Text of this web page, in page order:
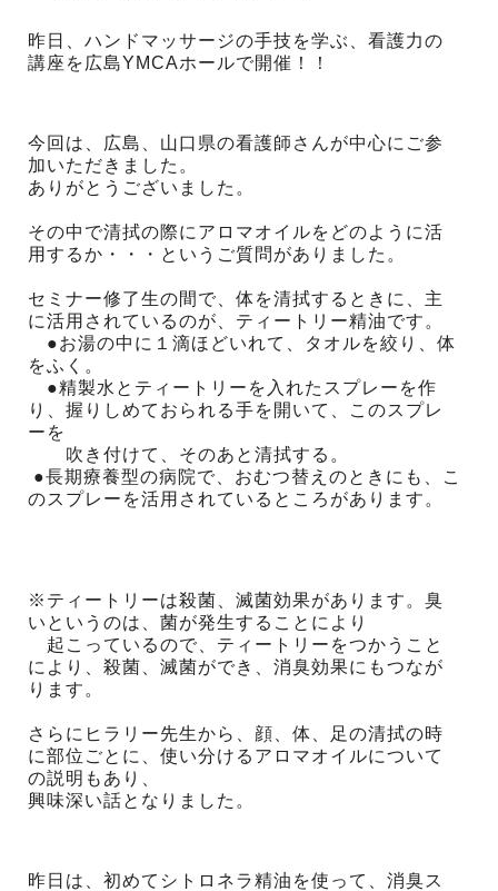
昨日、ハンドマッサージの手技を学ぶ、看護力の
講座を広島YMCAホールで開催！！
今回は、広島、山口県の看護師さんが中心にご参
加いただきました。
ありがとうございました。
その中で清拭の際にアロマオイルをどのように活
用するか・・・というご質問がありました。
セミナー修了生の間で、体を清拭するときに、主
に活用されているのが、ティートリー精油です。
●お湯の中に１滴ほどいれて、タオルを絞り、体
をふく。
●精製水とティートリーを入れたスプレーを作
り、握りしめておられる手を開いて、このスプレ
ーを
吹き付けて、そのあと清拭する。
●長期療養型の病院で、おむつ替えのときにも、こ
のスプレーを活用されているところがあります。
※ティートリーは殺菌、滅菌効果があります。臭
いというのは、菌が発生することにより
起こっているので、ティートリーをつかうこと
により、殺菌、滅菌ができ、消臭効果にもつなが
ります。
さらにヒラリー先生から、顔、体、足の清拭の時
に部位ごとに、使い分けるアロマオイルについて
の説明もあり、
興味深い話となりました。
昨日は、初めてシトロネラ精油を使って、消臭ス